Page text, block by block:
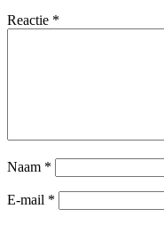
Reactie *
Naam *
E-mail *